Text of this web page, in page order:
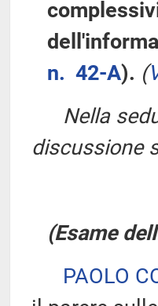
n. 42-A). (
Nella
discussione
(Esame
PAOLO